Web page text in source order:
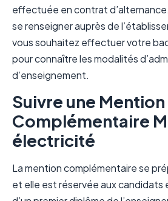
effectuée en contrat
se renseigner auprès de
vous souhaitez effectuer votre
pour connaître les modalités
d’enseignement.
Suivre une Mention
Complémentaire
électricité
La mention complémentaire se
et elle est réservée aux candidats